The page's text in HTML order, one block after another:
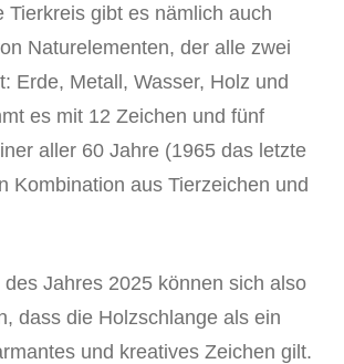
Tierkreis gibt es nämlich auch
Naturelementen, der alle zwei
Erde, Metall, Wasser, Holz und
es mit 12 Zeichen und fünf
aller 60 Jahre (1965 das letzte
Kombination aus Tierzeichen und
Jahres 2025 können sich also
dass die Holzschlange als ein
und kreatives Zeichen gilt.